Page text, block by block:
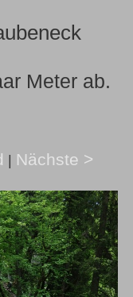
Meter ab.
| Nächste >